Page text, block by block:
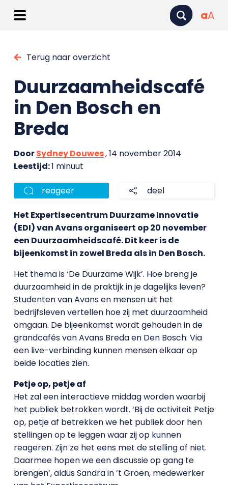
aA
Terug naar overzicht
Duurzaamheidscafé
in Den Bosch en
Breda
DoorSydney Douwes, 14 november 2014
Leestijd:1 minuut
reageer deel
Het Expertisecentrum Duurzame Innovatie
(EDI) van Avans organiseert op 20 november
een Duurzaamheidscafé. Dit keer is de
bijeenkomst in zowel Breda als in Den Bosch.
Het thema is ‘De Duurzame Wijk’. Hoe breng je
duurzaamheid in de praktijk in je dagelijks leven?
Studenten van Avans en mensen uit het
bedrijfsleven vertellen hoe zij met duurzaamheid
omgaan. De bijeenkomst wordt gehouden in de
grandcafés van Avans Breda en Den Bosch. Via
een live-verbinding kunnen mensen elkaar op
beide locaties zien.
Petje op, petje af
Het zal een interactieve middag worden waarbij
het publiek betrokken wordt. ‘Bij de activiteit Petje
op, petje af betrekken we het publiek door hen
stellingen op te leggen waar zij op kunnen
reageren. Zijn ze het eens met de stelling of niet.
Daarmee hopen we een discussie op gang te
brengen’, aldus Sandra in ’t Groen, medewerker